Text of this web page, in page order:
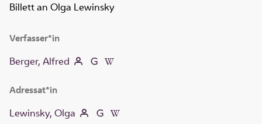
Billett an Olga Lewinsky
Verfasser*in
Berger, Alfred
Adressat*in
Lewinsky, Olga